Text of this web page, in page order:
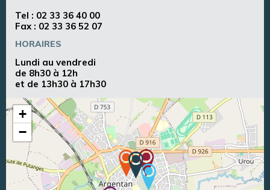
Tel : 02 33 36 40 00
Fax : 02 33 36 52 07
HORAIRES
Lundi au vendredi
de 8h30 à 12h
et de 13h30 à 17h30
+
−